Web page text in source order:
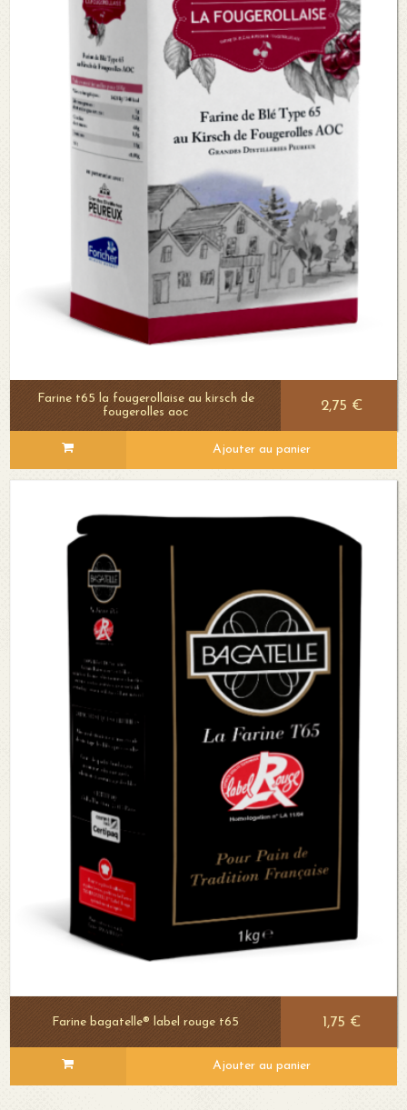
Voir le détail
Voir le détail
Farine t65 la fougerollaise au kirsch de
fougerolles aoc
2,75 €
Ajouter au panier
Farine bagatelle® label rouge t65 1,75 €
Ajouter au panier